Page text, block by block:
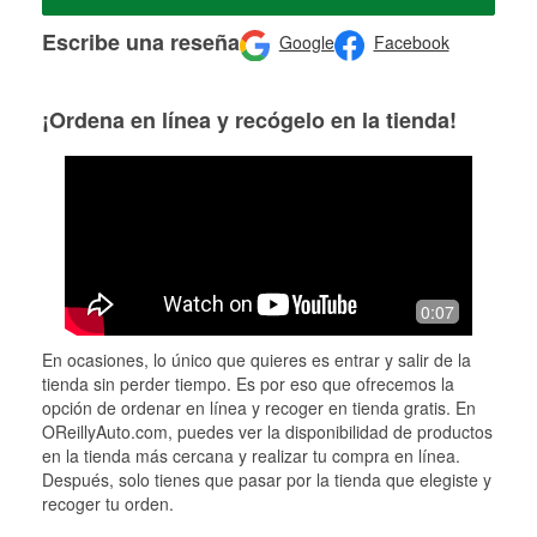
Escribe una reseña Google Facebook
¡Ordena en línea y recógelo en la tienda!
0:07
En ocasiones, lo único que quieres es entrar y salir de la
tienda sin perder tiempo. Es por eso que ofrecemos la
opción de ordenar en línea y recoger en tienda gratis. En
OReillyAuto.com, puedes ver la disponibilidad de productos
en la tienda más cercana y realizar tu compra en línea.
Después, solo tienes que pasar por la tienda que elegiste y
recoger tu orden.